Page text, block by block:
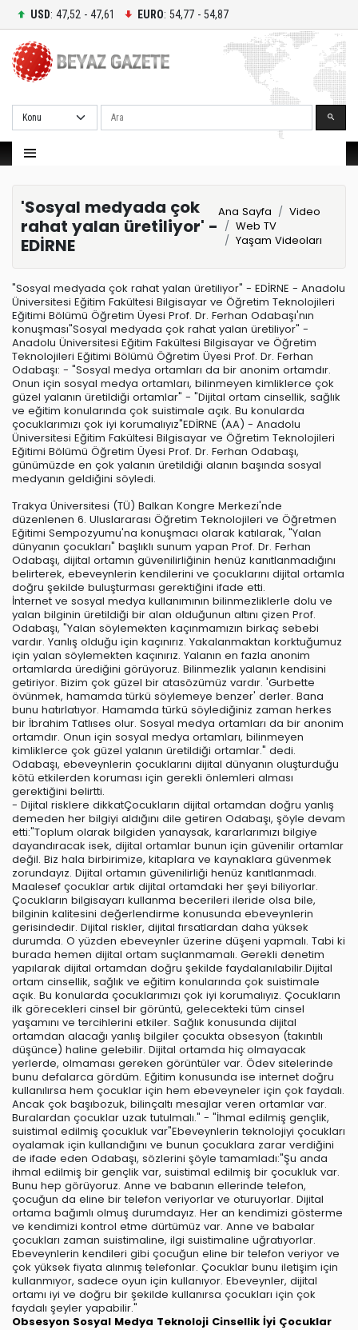
USD: 47,52 - 47,61 EURO: 54,77 - 54,87
Ara
'Sosyal medyada çok
rahat yalan üretiliyor' -
EDİRNE
Ana Sayfa
Video
Web TV
Yaşam Videoları
"Sosyal medyada çok rahat yalan üretiliyor" - EDİRNE - Anadolu
Üniversitesi Eğitim Fakültesi Bilgisayar ve Öğretim Teknolojileri
Eğitimi Bölümü Öğretim Üyesi Prof. Dr. Ferhan Odabaşı'nın
konuşması"Sosyal medyada çok rahat yalan üretiliyor" -
Anadolu Üniversitesi Eğitim Fakültesi Bilgisayar ve Öğretim
Teknolojileri Eğitimi Bölümü Öğretim Üyesi Prof. Dr. Ferhan
Odabaşı: - "Sosyal medya ortamları da bir anonim ortamdır.
Onun için sosyal medya ortamları, bilinmeyen kimliklerce çok
güzel yalanın üretildiği ortamlar" - "Dijital ortam cinsellik, sağlık
ve eğitim konularında çok suistimale açık. Bu konularda
çocuklarımızı çok iyi korumalıyız"EDİRNE (AA) - Anadolu
Üniversitesi Eğitim Fakültesi Bilgisayar ve Öğretim Teknolojileri
Eğitimi Bölümü Öğretim Üyesi Prof. Dr. Ferhan Odabaşı,
günümüzde en çok yalanın üretildiği alanın başında sosyal
medyanın geldiğini söyledi.
Trakya Üniversitesi (TÜ) Balkan Kongre Merkezi'nde
düzenlenen 6. Uluslararası Öğretim Teknolojileri ve Öğretmen
Eğitimi Sempozyumu'na konuşmacı olarak katılarak, "Yalan
dünyanın çocukları" başlıklı sunum yapan Prof. Dr. Ferhan
Odabaşı, dijital ortamın güvenilirliğinin henüz kanıtlanmadığını
belirterek, ebeveynlerin kendilerini ve çocuklarını dijital ortamla
doğru şekilde buluşturması gerektiğini ifade etti.
İnternet ve sosyal medya kullanımının bilinmezliklerle dolu ve
yalan bilginin üretildiği bir alan olduğunun altını çizen Prof.
Odabaşı, "Yalan söylemekten kaçınmamızın birkaç sebebi
vardır. Yanlış olduğu için kaçınırız. Yakalanmaktan korktuğumuz
için yalan söylemekten kaçınırız. Yalanın en fazla anonim
ortamlarda ürediğini görüyoruz. Bilinmezlik yalanın kendisini
getiriyor. Bizim çok güzel bir atasözümüz vardır. 'Gurbette
övünmek, hamamda türkü söylemeye benzer' derler. Bana
bunu hatırlatıyor. Hamamda türkü söylediğiniz zaman herkes
bir İbrahim Tatlıses olur. Sosyal medya ortamları da bir anonim
ortamdır. Onun için sosyal medya ortamları, bilinmeyen
kimliklerce çok güzel yalanın üretildiği ortamlar." dedi.
Odabaşı, ebeveynlerin çocuklarını dijital dünyanın oluşturduğu
kötü etkilerden koruması için gerekli önlemleri alması
gerektiğini belirtti.
- Dijital risklere dikkatÇocukların dijital ortamdan doğru yanlış
demeden her bilgiyi aldığını dile getiren Odabaşı, şöyle devam
etti:"Toplum olarak bilgiden yanaysak, kararlarımızı bilgiye
dayandıracak isek, dijital ortamlar bunun için güvenilir ortamlar
değil. Biz hala birbirimize, kitaplara ve kaynaklara güvenmek
zorundayız. Dijital ortamın güvenilirliği henüz kanıtlanmadı.
Maalesef çocuklar artık dijital ortamdaki her şeyi biliyorlar.
Çocukların bilgisayarı kullanma becerileri ileride olsa bile,
bilginin kalitesini değerlendirme konusunda ebeveynlerin
gerisindedir. Dijital riskler, dijital fırsatlardan daha yüksek
durumda. O yüzden ebeveynler üzerine düşeni yapmalı. Tabi ki
burada hemen dijital ortam suçlanmamalı. Gerekli denetim
yapılarak dijital ortamdan doğru şekilde faydalanılabilir.Dijital
ortam cinsellik, sağlık ve eğitim konularında çok suistimale
açık. Bu konularda çocuklarımızı çok iyi korumalıyız. Çocukların
ilk görecekleri cinsel bir görüntü, gelecekteki tüm cinsel
yaşamını ve tercihlerini etkiler. Sağlık konusunda dijital
ortamdan alacağı yanlış bilgiler çocukta obsesyon (takıntılı
düşünce) haline gelebilir. Dijital ortamda hiç olmayacak
yerlerde, olmaması gereken görüntüler var. Ödev sitelerinde
bunu defalarca gördüm. Eğitim konusunda ise internet doğru
kullanılırsa hem çocuklar için hem ebeveyneler için çok faydalı.
Ancak çok başıbozuk, bilinçaltı mesajlar veren ortamlar var.
Buralardan çocuklar uzak tutulmalı." - "İhmal edilmiş gençlik,
suistimal edilmiş çocukluk var"Ebeveynlerin teknolojiyi çocukları
oyalamak için kullandığını ve bunun çocuklara zarar verdiğini
de ifade eden Odabaşı, sözlerini şöyle tamamladı:"Şu anda
ihmal edilmiş bir gençlik var, suistimal edilmiş bir çocukluk var.
Bunu hep görüyoruz. Anne ve babanın ellerinde telefon,
çocuğun da eline bir telefon veriyorlar ve oturuyorlar. Dijital
ortama bağımlı olmuş durumdayız. Her an kendimizi gösterme
ve kendimizi kontrol etme dürtümüz var. Anne ve babalar
çocukları zaman suistimaline, ilgi suistimaline uğratıyorlar.
Ebeveynlerin kendileri gibi çocuğun eline bir telefon veriyor ve
çok yüksek fiyata alınmış telefonlar. Çocuklar bunu iletişim için
kullanmıyor, sadece oyun için kullanıyor. Ebeveynler, dijital
ortamı iyi ve doğru bir şekilde kullanırsa çocukları için çok
faydalı şeyler yapabilir."
Obsesyon Sosyal Medya Teknoloji Cinsellik İyi Çocuklar